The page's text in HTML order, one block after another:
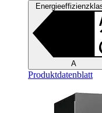
A
Produktdatenblatt